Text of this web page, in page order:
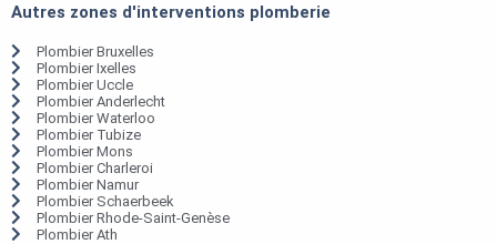
Autres zones d'interventions plomberie
Plombier Bruxelles
Plombier Ixelles
Plombier Uccle
Plombier Anderlecht
Plombier Waterloo
Plombier Tubize
Plombier Mons
Plombier Charleroi
Plombier Namur
Plombier Schaerbeek
Plombier Rhode-Saint-Genèse
Plombier Ath